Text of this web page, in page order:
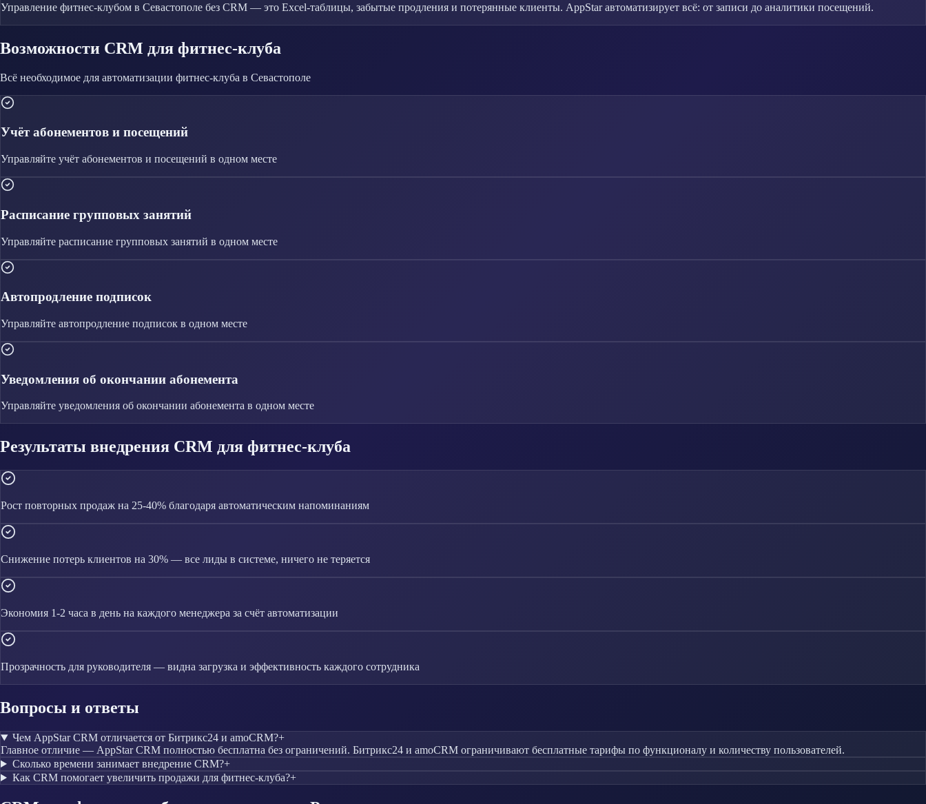
Управление фитнес-клубом в Севастополе без CRM — это Excel-таблицы, забытые продления и потерянные клиенты. AppStar автоматизирует всё: от записи до аналитики посещений.
Возможности CRM для фитнес-клуба
Всё необходимое для автоматизации фитнес-клуба в Севастополе
Учёт абонементов и посещений
Управляйте учёт абонементов и посещений в одном месте
Расписание групповых занятий
Управляйте расписание групповых занятий в одном месте
Автопродление подписок
Управляйте автопродление подписок в одном месте
Уведомления об окончании абонемента
Управляйте уведомления об окончании абонемента в одном месте
Результаты внедрения CRM для фитнес-клуба
Рост повторных продаж на 25-40% благодаря автоматическим напоминаниям
Снижение потерь клиентов на 30% — все лиды в системе, ничего не теряется
Экономия 1-2 часа в день на каждого менеджера за счёт автоматизации
Прозрачность для руководителя — видна загрузка и эффективность каждого сотрудника
Вопросы и ответы
Чем AppStar CRM отличается от Битрикс24 и amoCRM?+
Главное отличие — AppStar CRM полностью бесплатна без ограничений. Битрикс24 и amoCRM ограничивают бесплатные тарифы по функционалу и количеству пользователей.
Сколько времени занимает внедрение CRM?+
Как CRM помогает увеличить продажи для фитнес-клуба?+